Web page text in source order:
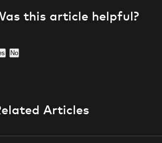
this article helpful?
No
Articles